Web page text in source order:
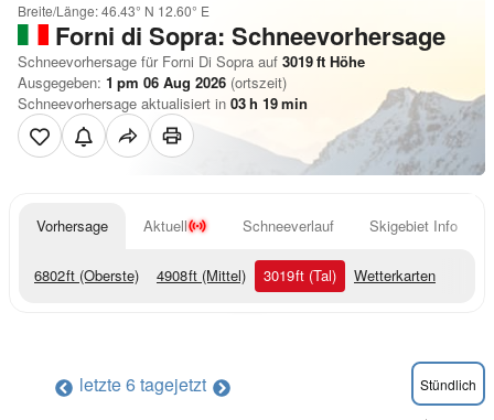
Breite/Länge:46.43° N 12.60° E
Forni di Sopra: Schneevorhersage
Schneevorhersage für Forni Di Sopra auf 3019ft Höhe
Ausgegeben: 1 pm 06 Aug 2026 (ortszeit)
Schneevorhersage aktualisiert in 03h 19min
Vorhersage Aktuell Schneeverlauf Skigebiet Info
6802ft (Oberste) 4908ft (Mittel) 3019ft (Tal) Wetterkarten
letzte 6 tagejetzt Stündlich